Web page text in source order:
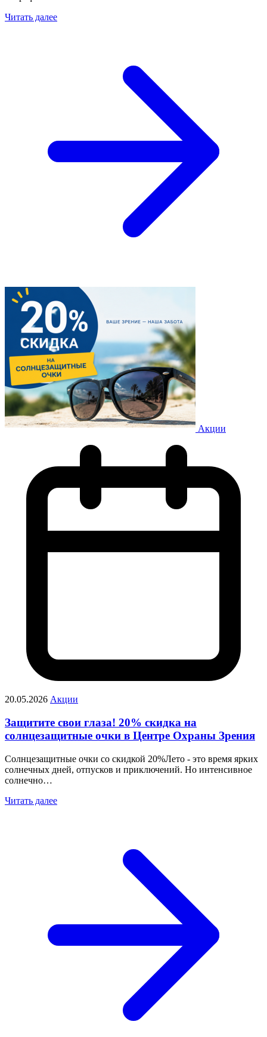
Читать далее
Акции
20.05.2026 Акции
Защитите свои глаза! 20% скидка на
солнцезащитные очки в Центре Охраны Зрения
Солнцезащитные очки со скидкой 20%Лето - это время ярких
солнечных дней, отпусков и приключений. Но интенсивное
солнечно…
Читать далее